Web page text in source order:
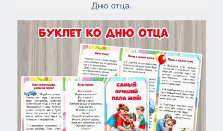
Дню отца.